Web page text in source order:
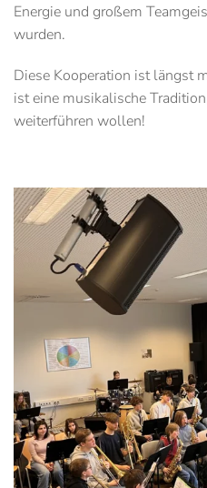
Energie und großem
wurden.
Diese Kooperation ist längst
ist eine musikalische
weiterführen wollen!